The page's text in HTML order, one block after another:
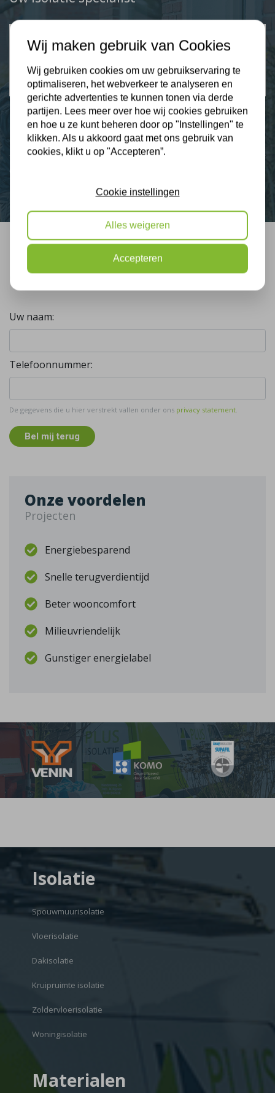
9,3
2274 klanten beoordelen ons met een 9.3
Nieuws
Gratis, vrijblijvend advies
Uw naam:
Telefoonnummer:
De gegevens die u hier verstrekt vallen onder ons privacy statement.
Bel mij terug
Onze voordelen
Projecten
Energiebesparend
Snelle terugverdientijd
Beter wooncomfort
Milieuvriendelijk
Gunstiger energielabel
Isolatie
Spouwmuurisolatie
Vloerisolatie
Dakisolatie
Kruipruimte isolatie
Zoldervloerisolatie
Woningisolatie
Materialen
Wij maken gebruik van Cookies
Wij gebruiken cookies om uw gebruikservaring te
optimaliseren, het webverkeer te analyseren en
gerichte advertenties te kunnen tonen via derde
partijen. Lees meer over hoe wij cookies gebruiken
en hoe u ze kunt beheren door op "Instellingen" te
klikken. Als u akkoord gaat met ons gebruik van
cookies, klikt u op "Accepteren”.
Cookie instellingen
Alles weigeren
Accepteren